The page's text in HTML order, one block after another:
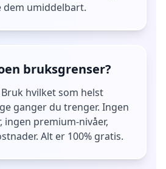
dem umiddelbart.
bruksgrenser?
hvilket som helst
ganger du trenger. Ingen
ingen premium-nivåer,
Alt er 100% gratis.